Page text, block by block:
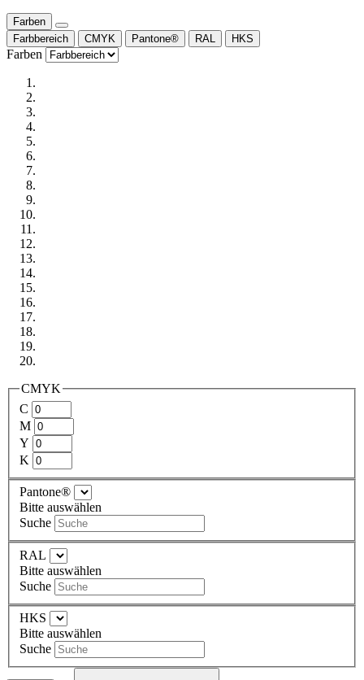
Farben
Farbbereich
CMYK Pantone® RAL HKS
Farben
CMYK
C
M
Y
K
Pantone®
Bitte auswählen
Suche
RAL
Bitte auswählen
Suche
HKS
Bitte auswählen
Suche